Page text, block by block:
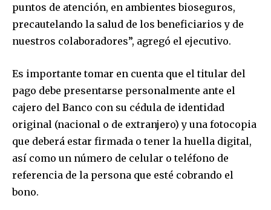
Join our community of
SUBSCRIBERS and be part of the
conversation.
To subscribe, simply enter your email address on our website
or click the subscribe button below. Don't worry, we respect
puntos de atención, en ambientes bioseguros,
precautelando la salud de los beneficiarios y de
nuestros colaboradores”, agregó el ejecutivo.
Es importante tomar en cuenta que el titular del
pago debe presentarse personalmente ante el
cajero del Banco con su cédula de identidad
original (nacional o de extranjero) y una fotocopia
que deberá estar firmada o tener la huella digital,
así como un número de celular o teléfono de
referencia de la persona que esté cobrando el
bono.